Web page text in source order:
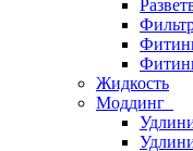
Жидкость
Моддинг